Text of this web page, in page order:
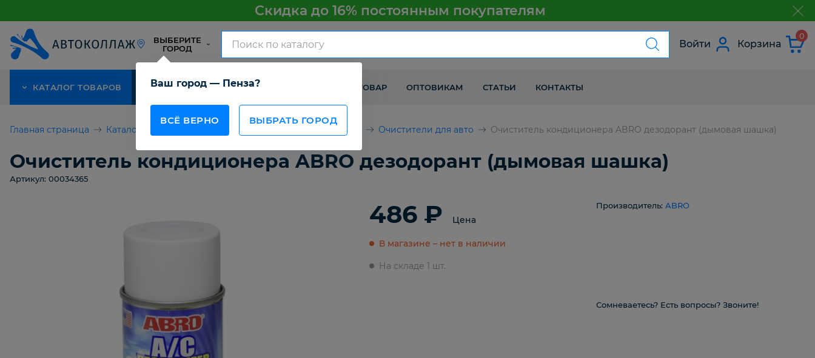
Скидка до 16% постоянным покупателям
ВЫБЕРИТЕ
ГОРОД
Ваш город — Пенза?
ВСЁ ВЕРНО ВЫБРАТЬ ГОРОД
Войти Корзина
0
КАТАЛОГ ТОВАРОВ АКЦИЯ О КОМПАНИИ КАК ПОЛУЧИТЬ ТОВАР ОПТОВИКАМ СТАТЬИ КОНТАКТЫ
Главная страница Каталог товаров Очистители для авто Очиститель кондиционера ABRO дезодорант (дымовая шашка)
Очиститель кондиционера ABRO дезодорант (дымовая шашка)
Артикул: 00034365
486 ₽ Цена
В магазине – нет в наличии
На складе 1 шт.
Производитель: ABRO
Сомневаетесь? Есть вопросы? Звоните!